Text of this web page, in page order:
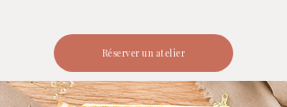
Réserver un atelier